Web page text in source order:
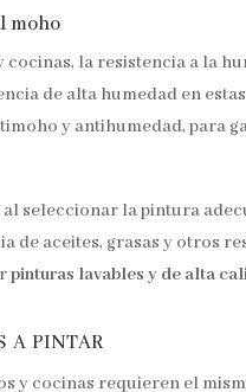
moho
la resistencia a la
de alta humedad en
y antihumedad, para
seleccionar la pintura
de aceites, grasas y otros
pinturas lavables y de alta
a pintar
y cocinas requieren el